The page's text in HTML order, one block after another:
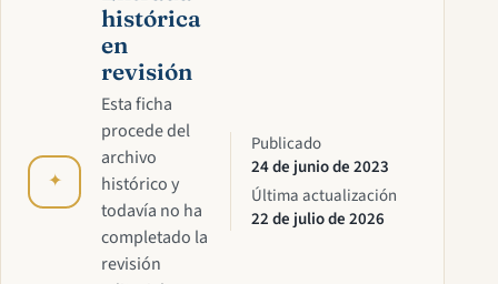
✦
histórica
en
revisión
Esta ficha
procede del
archivo
histórico y
todavía no ha
completado la
revisión
Publicado
24 de junio de 2023
Última actualización
22 de julio de 2026